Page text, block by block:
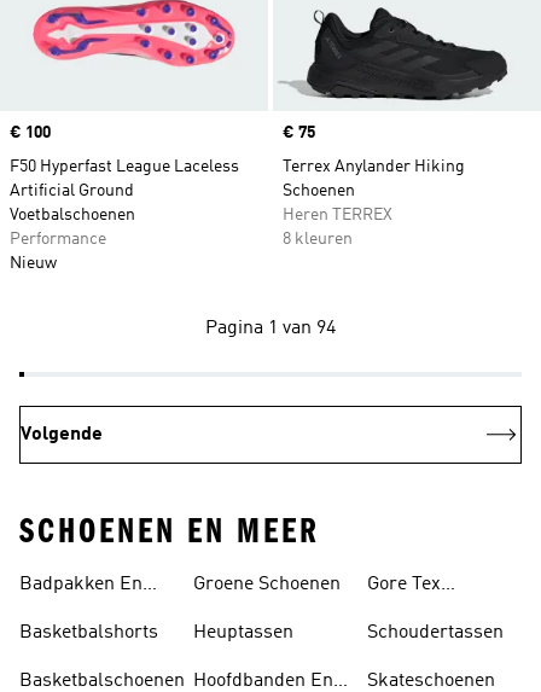
Price
€ 100
F50 Hyperfast League Laceless
Artificial Ground
Voetbalschoenen
Performance
Nieuw
Price
€ 75
Terrex Anylander Hiking
Schoenen
Heren TERREX
8 kleuren
Pagina 1 van 94
Volgende
SCHOENEN EN MEER
Badpakken En
Basketbalshorts
Basketbalschoenen
Groene Schoenen
Heuptassen
Hoofdbanden En
Gore Tex
Schoudertassen
Skateschoenen